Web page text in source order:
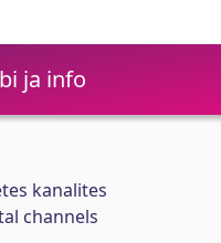
ja info
kanalites
channels